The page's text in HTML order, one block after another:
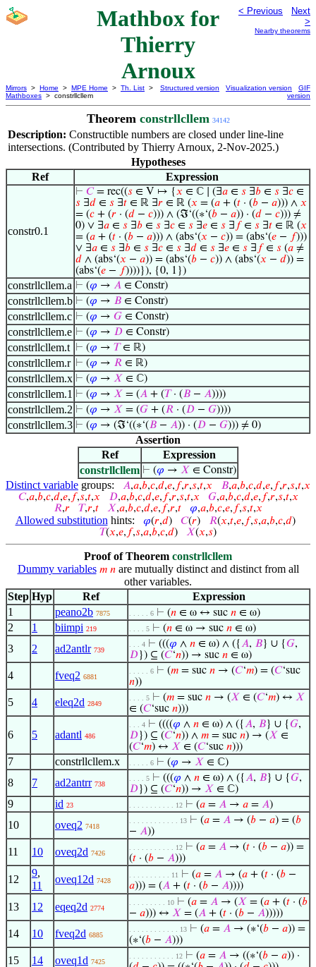
Mathbox for
Thierry
Arnoux
< Previous
Next
>
Nearby theorems
Mirrors > Home > MPE Home > Th. List >
Mathboxes > constrllcllem
Structured version Visualization version
GIF
version
Theorem constrllcllem 34142
Description: Constructible numbers are closed under line-line
intersections. (Contributed by Thierry Arnoux, 2-Nov-2025.)
Hypotheses
Ref
Expression
constr0.1
⊢ 𝐶= rec((𝑠 ∈ V ↦ {𝑥 ∈ ℂ ∣ (∃𝑎 ∈ 𝑠 ∃𝑏 ∈ 𝑠 ∃𝑐 ∈
𝑠 ∃𝑑 ∈ 𝑠 ∃𝑡 ∈ ℝ ∃𝑟 ∈ ℝ (𝑥 = (𝑎 + (𝑡 · (𝑏 − 𝑎))) ∧ 𝑥
= (𝑐 + (𝑟 · (𝑑 − 𝑐))) ∧ (ℑ‘((∗‘(𝑏 − 𝑎)) · (𝑑 − 𝑐))) ≠
0) ∨ ∃𝑎 ∈ 𝑠 ∃𝑏 ∈ 𝑠 ∃𝑐 ∈ 𝑠 ∃𝑒 ∈ 𝑠 ∃ 𝑓∈ 𝑠 ∃𝑡 ∈ ℝ (𝑥
= (𝑎 + (𝑡 · (𝑏 − 𝑎))) ∧ (abs‘(𝑥 − 𝑐)) = (abs‘(𝑒 − 𝑓)))
∨ ∃𝑎 ∈ 𝑠 ∃𝑏 ∈ 𝑠 ∃𝑐 ∈ 𝑠 ∃𝑑 ∈ 𝑠 ∃𝑒 ∈ 𝑠 ∃ 𝑓∈ 𝑠 (𝑎 ≠
𝑑 ∧ (abs‘(𝑥 − 𝑎)) = (abs‘(𝑏 − 𝑐)) ∧ (abs‘(𝑥 − 𝑑)) =
(abs‘(𝑒 − 𝑓))))}), {0, 1})
constrllcllem.a ⊢ (𝜑 → 𝐴 ∈ Constr)
constrllcllem.b ⊢ (𝜑 → 𝐵 ∈ Constr)
constrllcllem.c ⊢ (𝜑 → 𝐺 ∈ Constr)
constrllcllem.e ⊢ (𝜑 → 𝐷 ∈ Constr)
constrllcllem.t ⊢ (𝜑 → 𝑇∈ ℝ)
constrllcllem.r ⊢ (𝜑 → 𝑅 ∈ ℝ)
constrllcllem.x ⊢ (𝜑 → 𝑋 ∈ ℂ)
constrllcllem.1 ⊢ (𝜑 → 𝑋 = (𝐴 + (𝑇· (𝐵 − 𝐴))))
constrllcllem.2 ⊢ (𝜑 → 𝑋 = (𝐺 + (𝑅 · (𝐷 − 𝐺))))
constrllcllem.3 ⊢ (𝜑 → (ℑ‘((∗‘(𝐵 − 𝐴)) · (𝐷 − 𝐺))) ≠ 0)
Assertion
Ref
Expression
constrllcllem ⊢ (𝜑 → 𝑋 ∈ Constr)
Distinct variable groups: 𝐴,𝑎,𝑏,𝑐,𝑑,𝑒, 𝑓,𝑟,𝑠,𝑡,𝑥 𝐵,𝑎,𝑏,𝑐,𝑑,𝑒, 𝑓,𝑟,𝑠,𝑡,𝑥
𝐶,𝑎,𝑏,𝑐,𝑑,𝑒, 𝑓,𝑠,𝑡,𝑥 𝐷,𝑎,𝑏,𝑐,𝑑,𝑒, 𝑓,𝑟,𝑠,𝑡,𝑥 𝐺,𝑎,𝑏,𝑐,𝑑,𝑒, 𝑓,𝑟,𝑠,𝑡,𝑥
𝑅,𝑟 𝑇,𝑟,𝑡 𝑋,𝑎,𝑏,𝑐,𝑑,𝑒, 𝑓,𝑟,𝑡 𝜑,𝑎,𝑏,𝑐,𝑒, 𝑓,𝑠,𝑡,𝑥
Allowed substitution hints: 𝜑(𝑟,𝑑) 𝐶(𝑟) 𝑅(𝑥,𝑡,𝑒, 𝑓,𝑠,𝑎,𝑏,𝑐,𝑑)
𝑇(𝑥,𝑒, 𝑓,𝑠,𝑎,𝑏,𝑐,𝑑) 𝑋(𝑥,𝑠)
Proof of Theorem constrllcllem
Dummy variables 𝑚 𝑛are mutually distinct and distinct from all
other variables.
Step Hyp Ref
Expression
1
peano2b 7875 . . . . . 6 ⊢ (𝑛 ∈ ω ↔ suc 𝑛 ∈ ω)
2 1 biimpi 219 . . . . 5 ⊢ (𝑛 ∈ ω → suc 𝑛 ∈ ω)
3 2 ad2antlr 739
. . . 4 ⊢ (((𝜑 ∧ 𝑛 ∈ ω) ∧ ({𝐴, 𝐵} ∪ {𝐺,
𝐷}) ⊆ (𝐶‘𝑛)) → suc 𝑛 ∈ ω)
4 fveq2 6881
. . . . . 6 ⊢ (𝑚 = suc 𝑛 → (𝐶‘𝑚) = (𝐶‘suc
𝑛))
5 4 eleq2d 2849
. . . . 5 ⊢ (𝑚 = suc 𝑛 → (𝑋 ∈ (𝐶‘𝑚) ↔ 𝑋
∈ (𝐶‘suc 𝑛)))
6 5 adantl 486
. . . 4 ⊢ ((((𝜑 ∧ 𝑛 ∈ ω) ∧ ({𝐴, 𝐵} ∪ {𝐺,
𝐷}) ⊆ (𝐶‘𝑛)) ∧ 𝑚 = suc 𝑛) → (𝑋 ∈
(𝐶‘𝑚) ↔ 𝑋 ∈ (𝐶‘suc 𝑛)))
7 constrllcllem.x . . . . . 6 ⊢ (𝜑 → 𝑋 ∈ ℂ)
8 7 ad2antrr 738
. . . . 5 ⊢ (((𝜑 ∧ 𝑛 ∈ ω) ∧ ({𝐴, 𝐵} ∪ {𝐺,
𝐷}) ⊆ (𝐶‘𝑛)) → 𝑋 ∈ ℂ)
9 id 23 . . . . . . . . . . . 12 ⊢ (𝑎 = 𝐴 → 𝑎 = 𝐴)
10 oveq2 7418
. . . . . . . . . . . . 13 ⊢ (𝑎 = 𝐴 → (𝑏 − 𝑎) = (𝑏
− 𝐴))
11 10 oveq2d 7426
. . . . . . . . . . . 12 ⊢ (𝑎 = 𝐴 → (𝑡 · (𝑏 − 𝑎)) =
(𝑡 · (𝑏 − 𝐴)))
12
9,
11
oveq12d 7428
. . . . . . . . . . 11 ⊢ (𝑎 = 𝐴 → (𝑎 + (𝑡 · (𝑏 −
𝑎))) = (𝐴 + (𝑡 · (𝑏 − 𝐴))))
13 12 eqeq2d 2774
. . . . . . . . . 10 ⊢ (𝑎 = 𝐴 → (𝑋 = (𝑎 + (𝑡 · (𝑏
− 𝑎))) ↔ 𝑋 = (𝐴 + (𝑡 · (𝑏 − 𝐴)))))
14 10 fveq2d 6885
. . . . . . . . . . . . 13 ⊢ (𝑎 = 𝐴 → (∗‘(𝑏 − 𝑎)) =
(∗‘(𝑏 − 𝐴)))
15 14 oveq1d 7425
. . . . . . . . . . . 12 ⊢ (𝑎 = 𝐴 → ((∗‘(𝑏 − 𝑎)) ·